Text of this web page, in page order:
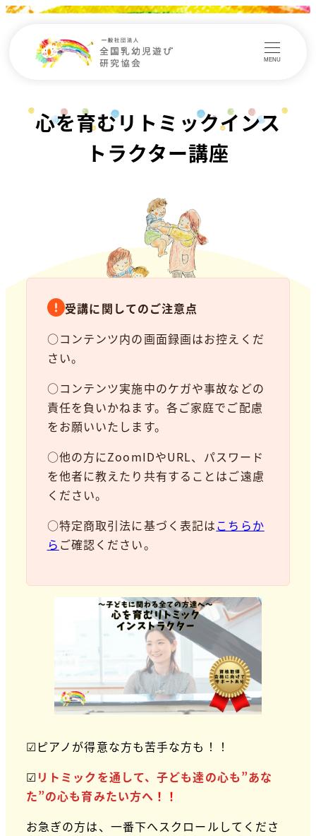
MENU
心を育むリトミックインス
トラクター講座
受講に関してのご注意点
○コンテンツ内の画面録画はお控えくだ
さい。
○コンテンツ実施中のケガや事故などの
責任を負いかねます。各ご家庭でご配慮
をお願いいたします。
○他の方にZoomIDやURL、パスワード
を他者に教えたり共有することはご遠慮
ください。
○特定商取引法に基づく表記はこちらか
ら ご確認ください。
☑ピアノが得意な方も苦手な方も！！
☑ リトミックを通して、子ども達の心も”あな
た”の心も育みたい方へ ！！
お急ぎの方は、一番下へスクロールしてくださ